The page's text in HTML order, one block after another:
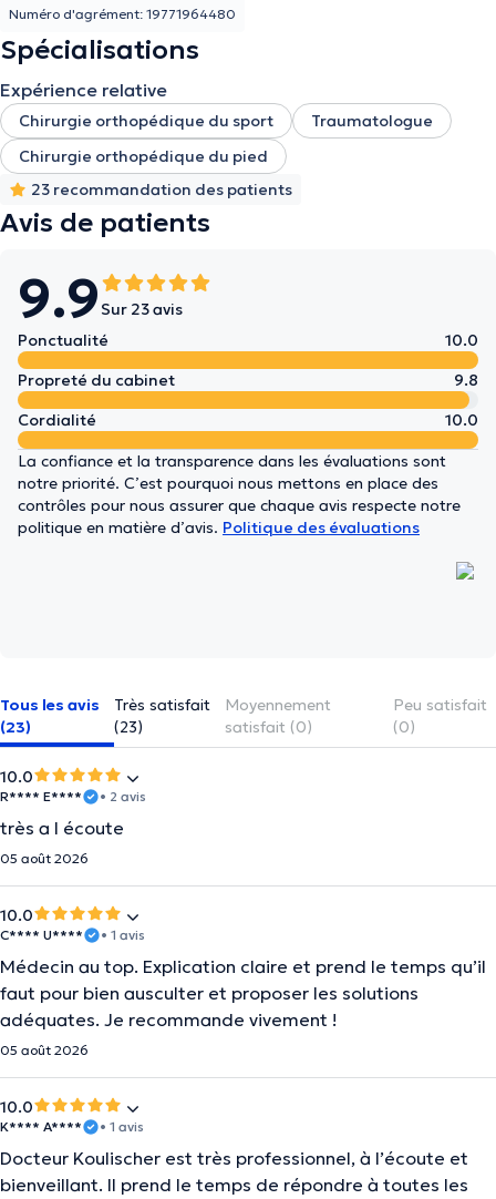
Numéro d'agrément: 19771964480
Spécialisations
Expérience relative
Chirurgie orthopédique du sport
Traumatologue
Chirurgie orthopédique du pied
23 recommandation des patients
Avis de patients
9.9 Sur 23 avis
Ponctualité
10.0
Propreté du cabinet
9.8
Cordialité
10.0
La confiance et la transparence dans les évaluations sont
notre priorité. C’est pourquoi nous mettons en place des
contrôles pour nous assurer que chaque avis respecte notre
politique en matière d’avis. Politique des évaluations
Tous les avis
(23)
Très satisfait
(23)
Moyennement
satisfait (0)
Peu satisfait
(0)
10.0
R**** E**** • 2 avis
très a l écoute
05 août 2026
10.0
C**** U**** • 1 avis
Médecin au top. Explication claire et prend le temps qu’il
faut pour bien ausculter et proposer les solutions
adéquates. Je recommande vivement !
05 août 2026
10.0
K**** A**** • 1 avis
Docteur Koulischer est très professionnel, à l’écoute et
bienveillant. Il prend le temps de répondre à toutes les